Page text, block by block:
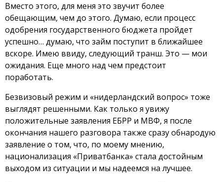
Вместо этого, для меня это звучит более
обещающим, чем до этого. Думаю, если процесс
одобрения государственного бюджета пройдет
успешно… думаю, что займ поступит в ближайшее
вскоре. Имею ввиду, следующий транш. Это — мои
ожидания. Еще много над чем предстоит
поработать.
Безвизовый режим и «нидерландский вопрос» тоже
выглядят решенными. Как только я увижу
положительные заявления ЕБРР и МВФ, я после
окончания нашего разговора также сразу обнародую
заявление о том, что, по моему мнению,
национализация «Приватбанка» стала достойным
выходом из ситуации и мы надеемся на лучшее.